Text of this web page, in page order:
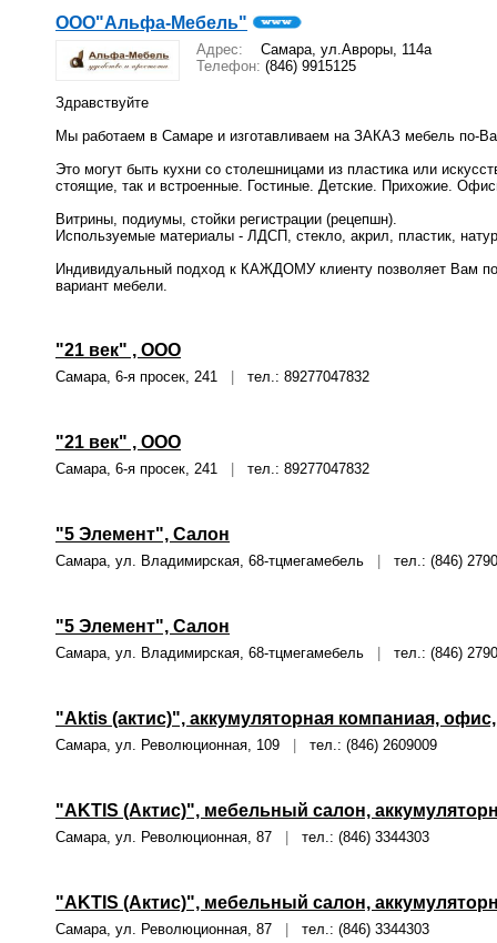
ООО"Альфа-Мебель"
Адрес:
Самара, ул.Авроры, 114а
Телефон: (846) 9915125
Здравствуйте
Мы работаем в Самаре и изготавливаем на ЗАКАЗ мебель по-
Это могут быть кухни со столешницами из пластика или
стоящие, так и встроенные. Гостиные. Детские. Прихожие.
Витрины, подиумы, стойки регистрации (рецепшн).
Используемые материалы - ЛДСП, стекло, акрил, пластик,
Индивидуальный подход к КАЖДОМУ клиенту позволяет Вам
вариант мебели.
"21 век" , ООО
Самара, 6-я просек, 241 тел.: 89277047832
"21 век" , ООО
Самара, 6-я просек, 241 тел.: 89277047832
"5 Элемент", Салон
Самара, ул. Владимирская, 68-тцмегамебель тел.: (846)
"5 Элемент", Салон
Самара, ул. Владимирская, 68-тцмегамебель тел.: (846)
"Aktis (актис)", аккумуляторная компаниая,
Самара, ул. Революционная, 109 тел.: (846) 2609009
"AKTIS (Актис)", мебельный салон,
Самара, ул. Революционная, 87 тел.: (846) 3344303
"AKTIS (Актис)", мебельный салон,
Самара, ул. Революционная, 87 тел.: (846) 3344303